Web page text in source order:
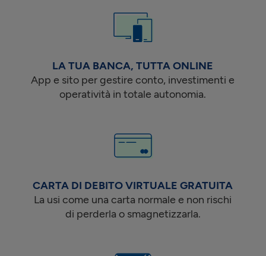
LA TUA BANCA, TUTTA ONLINE
App e sito per gestire conto, investimenti e
operatività in totale autonomia.
CARTA DI DEBITO VIRTUALE GRATUITA
La usi come una carta normale e non rischi
di perderla o smagnetizzarla.